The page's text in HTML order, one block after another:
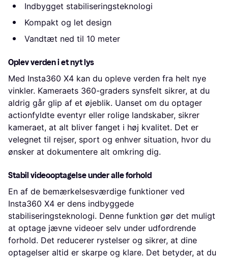
Indbygget stabiliseringsteknologi
Kompakt og let design
Vandtæt ned til 10 meter
Oplev verden i et nyt lys
Med Insta360 X4 kan du opleve verden fra helt nye
vinkler. Kameraets 360-graders synsfelt sikrer, at du
aldrig går glip af et øjeblik. Uanset om du optager
actionfyldte eventyr eller rolige landskaber, sikrer
kameraet, at alt bliver fanget i høj kvalitet. Det er
velegnet til rejser, sport og enhver situation, hvor du
ønsker at dokumentere alt omkring dig.
Stabil videooptagelse under alle forhold
En af de bemærkelsesværdige funktioner ved
Insta360 X4 er dens indbyggede
stabiliseringsteknologi. Denne funktion gør det muligt
at optage jævne videoer selv under udfordrende
forhold. Det reducerer rystelser og sikrer, at dine
optagelser altid er skarpe og klare. Det betyder, at du